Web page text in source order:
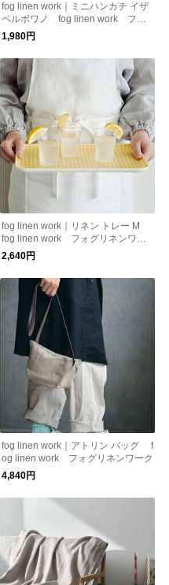
fog linen work｜ミニハンカチ イザ
ベルボワノ fog linen work フォ
グリネンワーク
1,980円
fog linen work｜リネン トレー M
fog linen work フォグリネンワー
ク
2,640円
fog linen work｜アトリン バッグ f
og linen work フォグリネンワーク
4,840円